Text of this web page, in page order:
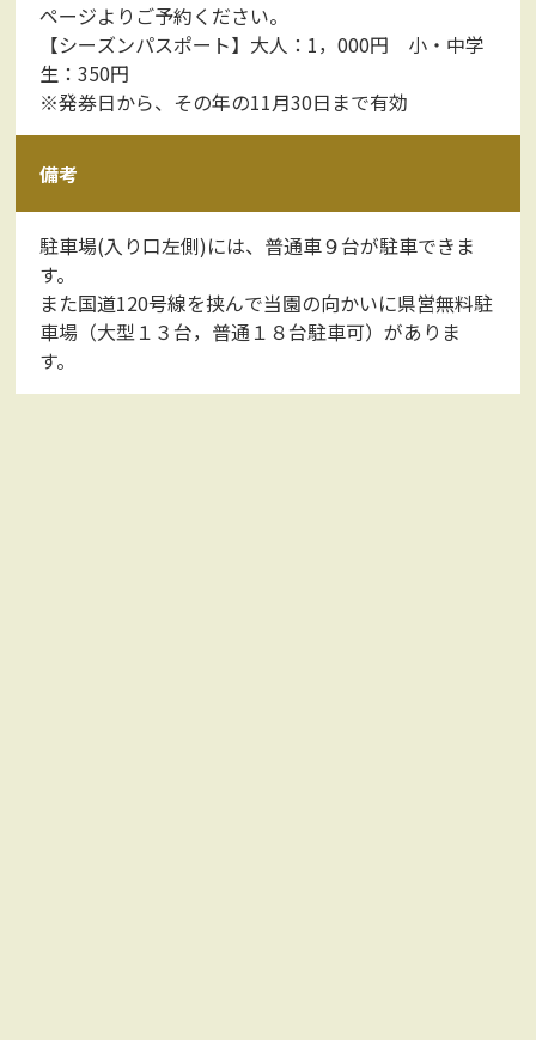
ページよりご予約ください。
【シーズンパスポート】大人：1，000円 小・中学
生：350円
※発券日から、その年の11月30日まで有効
備考
駐車場(入り口左側)には、普通車９台が駐車できま
す。
また国道120号線を挟んで当園の向かいに県営無料駐
車場（大型１３台，普通１８台駐車可）がありま
す。